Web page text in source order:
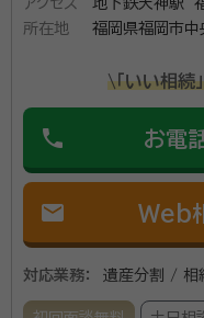
アクセス
地下鉄天神駅
所在地
福岡県福岡市
\「いい相続
phone お電
mail Web
対応業務： 遺産分割 / 相